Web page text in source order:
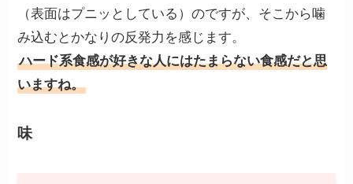
（表面はプニッとしている）のですが、そこから噛
み込むとかなりの反発力を感じます。
ハード系食感が好きな人にはたまらない食感だと思
いますね。
味